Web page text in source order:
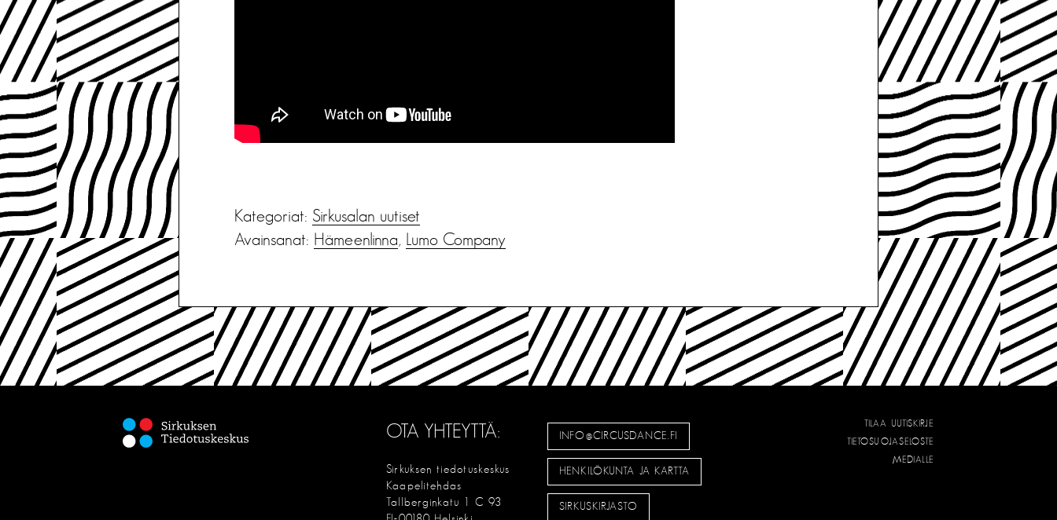
Kategoriat: Sirkusalan uutiset
Avainsanat: Hämeenlinna, Lumo Company
OTA YHTEYTTÄ:
Sirkuksen tiedotuskeskus
Kaapelitehdas
Tallberginkatu 1 C 93
INFO@CIRCUSDANCE.FI
HENKILÖKUNTA JA KARTTA
SIRKUSKIRJASTO
TILAA UUTISKIRJE
TIETOSUOJASELOSTE
MEDIALLE